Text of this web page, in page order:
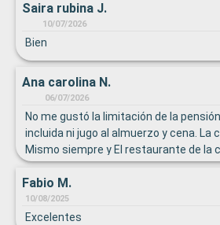
Saira rubina J.
10/07/2026
Bien
Ana carolina N.
06/07/2026
No me gustó la limitación de la
incluida ni jugo al almuerzo y cena. La
Mismo siempre y El restaurante de la
practicamente Solo me gustó la 1ra
de resto era casi lo mismo de bufet
los precios de las bebidas
menos excesivos les Comprarán más
Fabio M.
10/08/2025
Excelentes